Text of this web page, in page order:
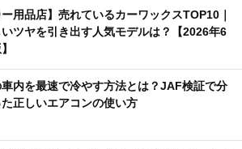
ー用品店】売れているカーワックスTOP10｜
ツヤを引き出す人気モデルは？【2026年6
内を最速で冷やす方法とは？JAF検証で分
正しいエアコンの使い方